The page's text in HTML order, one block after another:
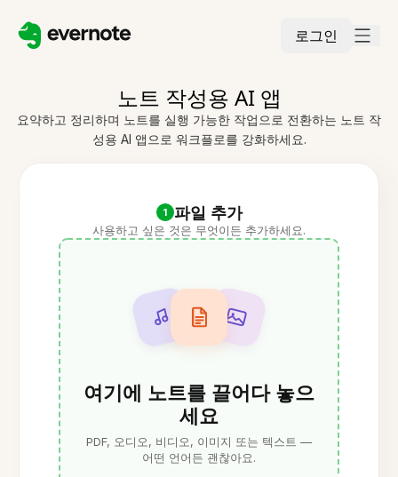
로그인
노트 작성용 AI 앱
요약하고 정리하며 노트를 실행 가능한 작업으로 전환하는 노트 작
성용 AI 앱으로 워크플로를 강화하세요.
1 파일 추가
사용하고 싶은 것은 무엇이든 추가하세요.
여기에 노트를 끌어다 놓으
세요
PDF, 오디오, 비디오, 이미지 또는 텍스트 —
어떤 언어든 괜찮아요.